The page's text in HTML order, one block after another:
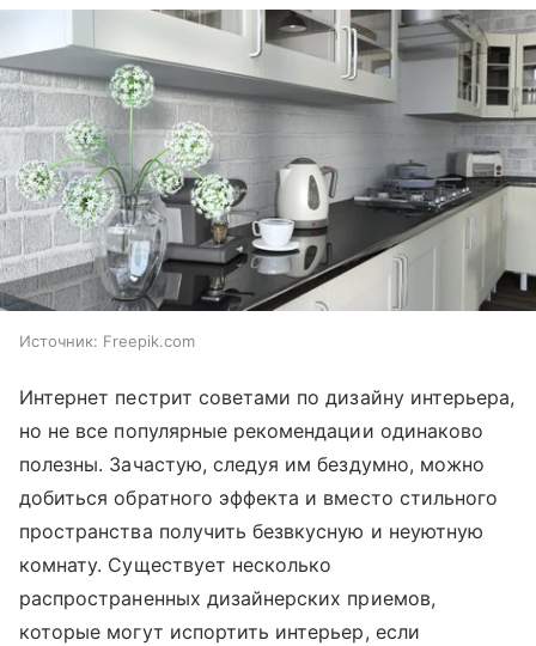
Источник: Freepik.com
Интернет пестрит советами по дизайну интерьера,
но не все популярные рекомендации одинаково
полезны. Зачастую, следуя им бездумно, можно
добиться обратного эффекта и вместо стильного
пространства получить безвкусную и неуютную
комнату. Существует несколько
распространенных дизайнерских приемов,
которые могут испортить интерьер, если